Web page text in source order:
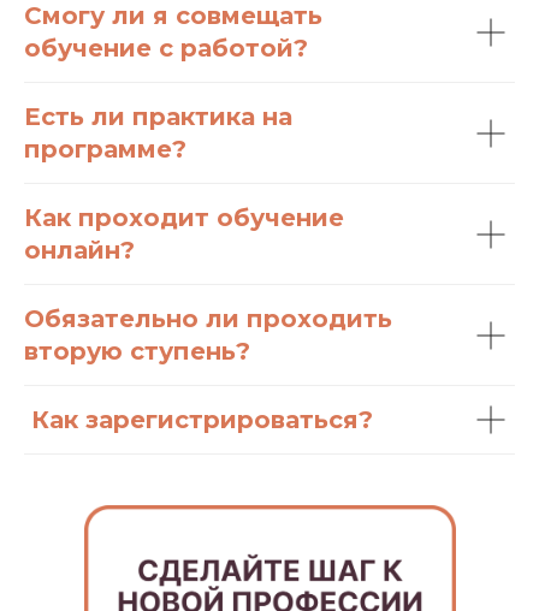
Смогу ли я совмещать
обучение с работой?
Есть ли практика на
программе?
Как проходит обучение
онлайн?
Обязательно ли проходить
вторую ступень?
Как зарегистрироваться?